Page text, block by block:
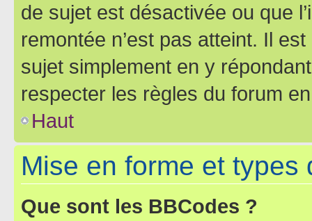
de sujet est désactivée ou que
remontée n’est pas atteint. Il
sujet simplement en y
respecter les règles du forum
Haut
Mise en forme et types
Que sont les BBCodes ?